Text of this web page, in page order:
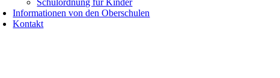
Schulordnung für Kinder
Informationen von den Oberschulen
Kontakt